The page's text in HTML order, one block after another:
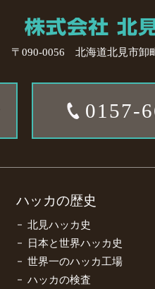
〒090-0056 北海道北見市卸
0157-
ハッカの歴史
北見ハッカ史
日本と世界ハッカ史
世界一のハッカ工場
ハッカの検査